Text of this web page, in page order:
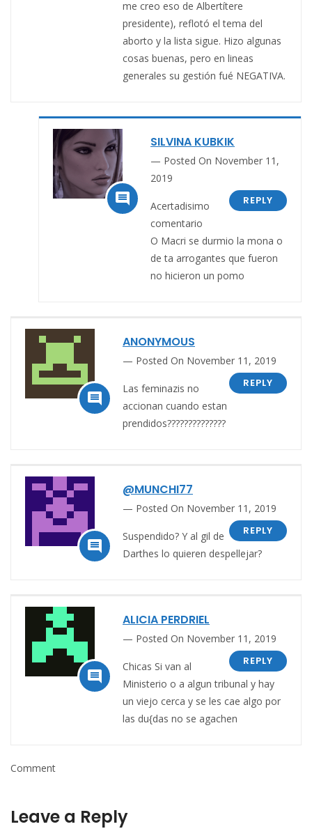
me creo eso de Albertítere
presidente), reflotó el tema del
aborto y la lista sigue. Hizo algunas
cosas buenas, pero en lineas
generales su gestión fué NEGATIVA.

SILVINA KUBKIK
Posted On November 11,
2019
REPLY
Acertadisimo
comentario
O Macri se durmio la mona o
de ta arrogantes que fueron
no hicieron un pomo

ANONYMOUS
Posted On November 11, 2019
REPLY
Las feminazis no
accionan cuando estan
prendidos??????????????

@MUNCHI77
Posted On November 11, 2019
REPLY
Suspendido? Y al gil de
Darthes lo quieren despellejar?

ALICIA PERDRIEL
Posted On November 11, 2019
REPLY
Chicas Si van al
Ministerio o a algun tribunal y hay
un viejo cerca y se les cae algo por
las du{das no se agachen
Comment
Leave a Reply